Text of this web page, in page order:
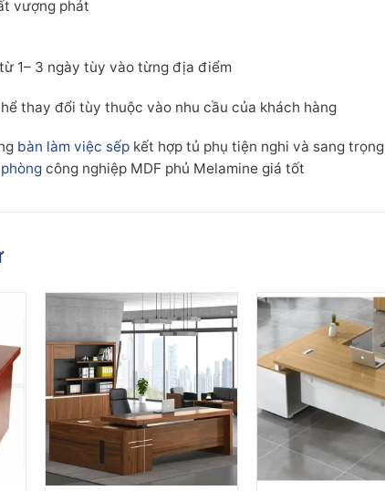
vượng phát
1– 3 ngày tùy vào từng địa điểm
thay đổi tùy thuộc vào nhu cầu của khách hàng
bàn làm việc sếp kết hợp tủ phụ tiện nghi và sang trọng
công nghiệp MDF phủ Melamine giá tốt